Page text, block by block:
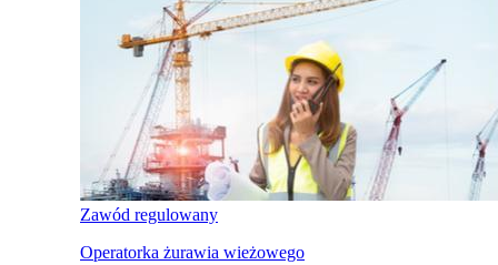
Zawód regulowany
Operatorka żurawia wieżowego